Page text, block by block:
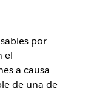
por
el
a causa
de una de